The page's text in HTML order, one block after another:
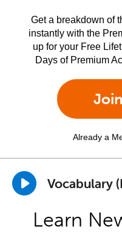
Get a breakdown of
instantly with the
up for your Free
Days of Premium
Already a
Vocabulary
Learn